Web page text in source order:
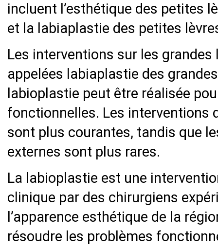
incluent l’esthétique des petites
et la labiaplastie des petites
Les interventions sur les
appelées labiaplastie des
labioplastie peut être réalisée
fonctionnelles. Les interventions
sont plus courantes, tandis que
externes sont plus rares.
La labioplastie est une
clinique par des chirurgiens
l’apparence esthétique de la
résoudre les problèmes